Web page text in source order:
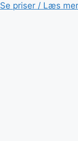
Se priser / Læs